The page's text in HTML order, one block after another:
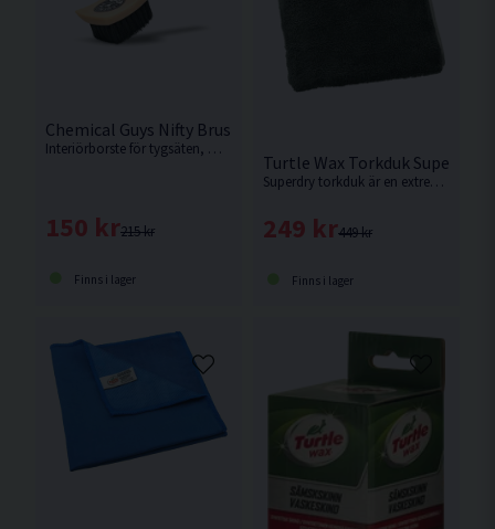
Chemical Guys Nifty Brush Interiörborste
Interiörborste för tygsäten, mattor etc från Chemical Guys.
215 kr
150 kr
Finns i lager
Turtle Wax Torkduk Superdry
Superdry torkduk är en extremt absorberande microfiberduk som effektivt torkar varje yta torr.
449 kr
249 kr
Finns i lager